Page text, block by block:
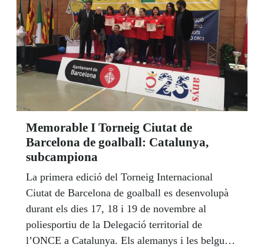
Memorable I Torneig Ciutat de
Barcelona de goalball: Catalunya,
subcampiona
La primera edició del Torneig Internacional
Ciutat de Barcelona de goalball es desenvolupà
durant els dies 17, 18 i 19 de novembre al
poliesportiu de la Delegació territorial de
l’ONCE a Catalunya. Els alemanys i les belgues